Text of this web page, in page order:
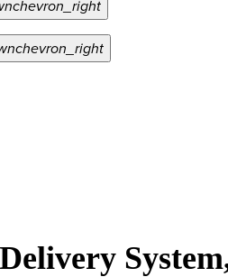
chevron_right
chevron_right